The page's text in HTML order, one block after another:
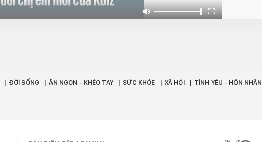
ĐỜI SỐNG ĂN NGON - KHÉO TAY SỨC KHỎE XÃ HỘI TÌNH YÊU - HÔN NHÂN